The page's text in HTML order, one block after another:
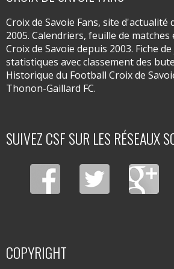
Croix de Savoie Fans, site d'actualité
2005. Calendriers, feuille de
Croix de Savoie depuis 2003. Fiche
statistiques avec classement des
Historique du Football Croix de
Thonon-Gaillard FC.
SUIVEZ CSF SUR LES RÉSEAUX
COPYRIGHT